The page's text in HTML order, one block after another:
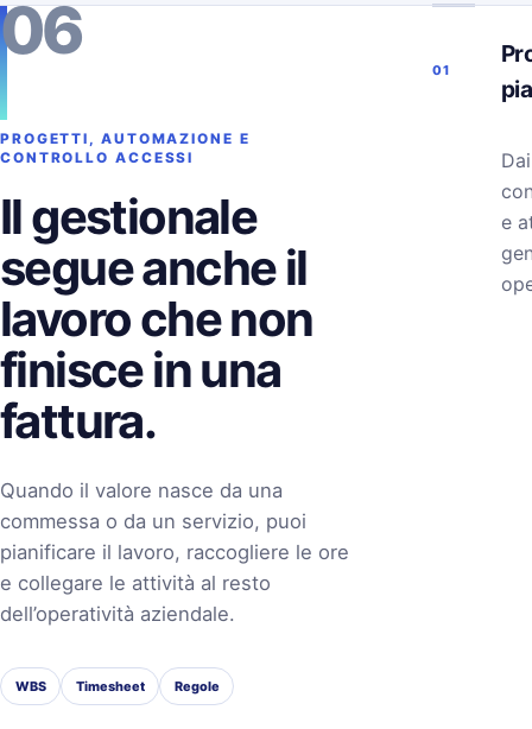
06
PROGETTI, AUTOMAZIONE E
CONTROLLO ACCESSI
Il gestionale
segue anche il
lavoro che non
finisce in una
fattura.
Quando il valore nasce da una
commessa o da un servizio, puoi
pianificare il lavoro, raccogliere le ore
e collegare le attività al resto
dell’operatività aziendale.
WBS Timesheet Regole
01
e